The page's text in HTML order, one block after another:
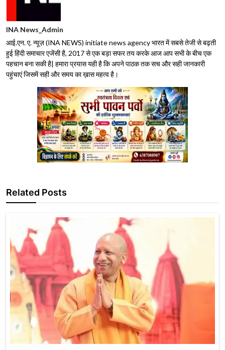
INA News_Admin
आई.एन. ए. न्यूज़ (INA NEWS) initiate news agency भारत में सबसे तेजी से बढ़ती
हुई हिंदी समाचार एजेंसी है, 2017 से एक बड़ा सफर तय करके आज आप सभी के बीच एक
पहचान बना सकी है| हमारा प्रयास यही है कि अपने पाठक तक सच और सही जानकारी
पहुंचाएं जिसमें सही और समय का ख़ास महत्व है।
Related Posts